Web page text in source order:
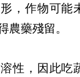
，作物可能
農藥殘留。
性，因此吃